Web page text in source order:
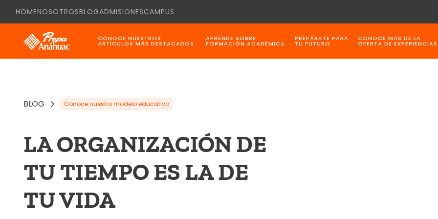
HOMENOSOTROSBLOGADMISIONESCAMPUS
CONOCE NUESTROS
ARTÍCULOS MÁS DESTACADOS
APRENDE SOBRE
FORMACIÓN ACADÉMICA
PREPÁRATE PARA
TU FUTURO
CONOCE MÁS DE LA
OFERTA DE EXPERIENCIAS
BLOG Conoce nuestro modelo educativo
LA ORGANIZACIÓN DE
TU TIEMPO ES LA DE
TU VIDA